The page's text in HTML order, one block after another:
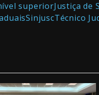
superiorJustiça de
SinjuscTécnico